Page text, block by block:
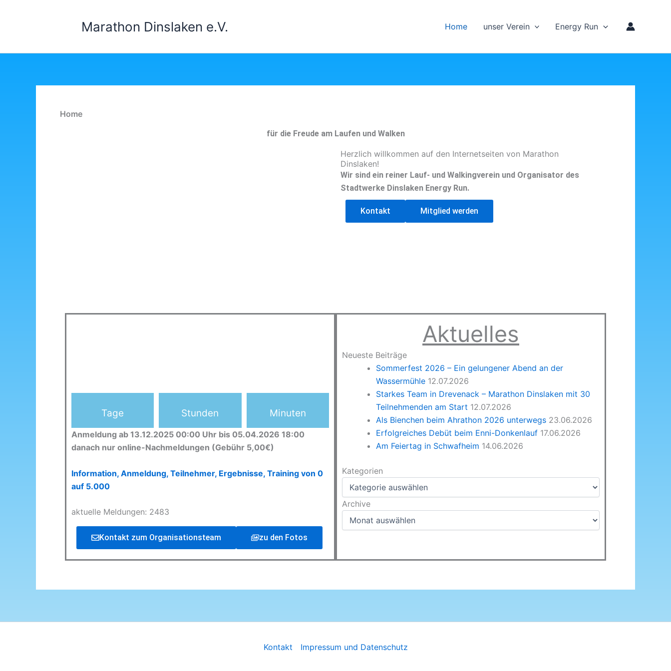
Marathon Dinslaken e.V. Home unser Verein Energy Run
Home
für die Freude am Laufen und Walken
Herzlich willkommen auf den Internetseiten von Marathon
Dinslaken!
Wir sind ein reiner Lauf- und Walkingverein und Organisator des
Stadtwerke Dinslaken Energy Run.
Kontakt Mitglied werden
Tage Stunden Minuten
Anmeldung ab 13.12.2025 00:00 Uhr bis 05.04.2026 18:00
danach nur online-Nachmeldungen (Gebühr 5,00€)
Information, Anmeldung, Teilnehmer, Ergebnisse, Training von 0
auf 5.000
aktuelle Meldungen: 2483
Kontakt zum Organisationsteam zu den Fotos
Aktuelles
Neueste Beiträge
Sommerfest 2026 – Ein gelungener Abend an der
Wassermühle 12.07.2026
Starkes Team in Drevenack – Marathon Dinslaken mit 30
Teilnehmenden am Start 12.07.2026
Als Bienchen beim Ahrathon 2026 unterwegs 23.06.2026
Erfolgreiches Debüt beim Enni-Donkenlauf 17.06.2026
Am Feiertag in Schwafheim 14.06.2026
Kategorien
Kategorien
Archive
Archive
Kontakt Impressum und Datenschutz